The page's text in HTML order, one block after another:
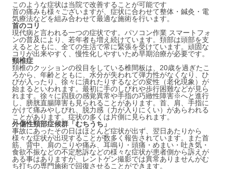
このような症状は当院で改善することが可能です
首の痛みも様々ございますが、症状に合わせて整体・鍼灸・電
気療法などを組み合わせて最適な施術を行います。
首のコリ
現代病と言われる一つの症状です。パソコン作業 スマートフォ
ンの普及により、若年者も増え続けています。頚部は頭部を支
えるとともに、全ての生活で常に緊張を受けています。頑固な
コリが出来やすく、慢性化しやすいため早期治療が必要です。
頸椎症
頚椎のクッションの役目をしている椎間板は、20歳を過ぎたこ
ろから、年齢とともに、水分が失われて弾力性がなくなり、ひ
びが入ったり、徐々に潰れたりするなどの変性（老化現象）が
始まるといわれます。最初に手のしびれや歩行困難などが見ら
れます。徐々に四肢の感覚異常や手指の巧緻性障害※へと進行
し、膀胱直腸障害も見られることがあります。首、肩、手指に
かけて痛みやしびれ、脱力感（力が入りにくい）があらわれる
ことがあります。症状の多くは片側に見られます。
外傷性頸部症候群「むちうち」
事故にあったその日はほとんど症状が出ず、翌日あたりから
様々な症状が出現することが数多く報告されています。また首
筋、背中、肩のこりや痛み、耳鳴り・頭痛・めまい・吐き気・
食欲不振などの不定愁訴などの様々な症状が患者側から訴えが
ある事はありますが、レントゲン撮影では異常ありませんがむ
ち打ちの専門施術で回復させることができます。